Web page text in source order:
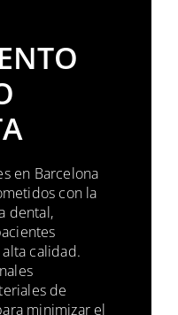
en Barcelona
con la
dental,
calidad.
de
minimizar el